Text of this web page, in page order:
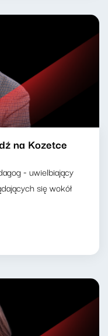
na Kozetce
- uwielbiający
się wokół